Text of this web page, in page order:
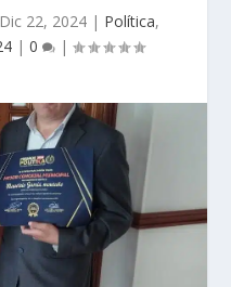
Dic 22, 2024 | Política,
| 0 |